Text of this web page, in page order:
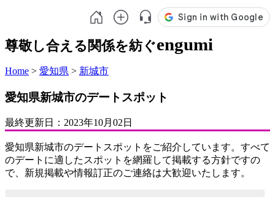
尊敬し合える関係を紡ぐengumi
Home > 愛知県 > 新城市
愛知県新城市のデートスポット
最終更新日： 2023年10月02日
愛知県新城市のデートスポットをご紹介しています。すべて
のデートに適したスポットを網羅して掲載する方針ですの
で、新規掲載や情報訂正のご連絡は大歓迎いたします。